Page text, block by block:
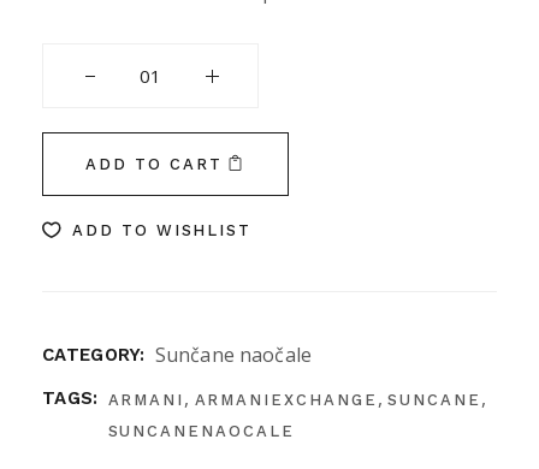
ADD TO CART
ADD TO WISHLIST
CATEGORY: Sunčane naočale
TAGS: ARMANI , ARMANIEXCHANGE ,SUNCANE ,
SUNCANENAOCALE